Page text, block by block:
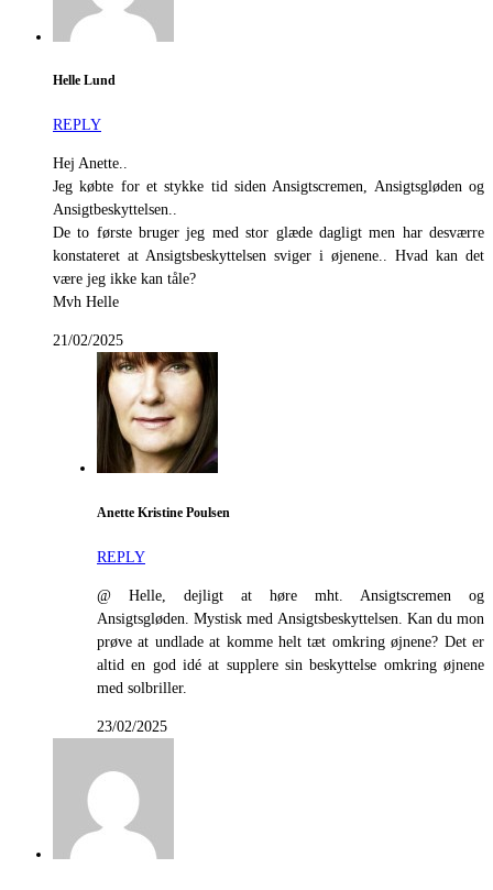
Helle Lund
REPLY
Hej Anette..
Jeg købte for et stykke tid siden Ansigtscremen, Ansigtsgløden og
Ansigtbeskyttelsen..
De to første bruger jeg med stor glæde dagligt men har desværre
konstateret at Ansigtsbeskyttelsen sviger i øjenene.. Hvad kan det
være jeg ikke kan tåle?
Mvh Helle
21/02/2025
Anette Kristine Poulsen
REPLY
@ Helle, dejligt at høre mht. Ansigtscremen og
Ansigtsgløden. Mystisk med Ansigtsbeskyttelsen. Kan du mon
prøve at undlade at komme helt tæt omkring øjnene? Det er
altid en god idé at supplere sin beskyttelse omkring øjnene
med solbriller.
23/02/2025